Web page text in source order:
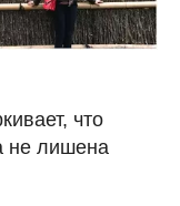
что
не лишена